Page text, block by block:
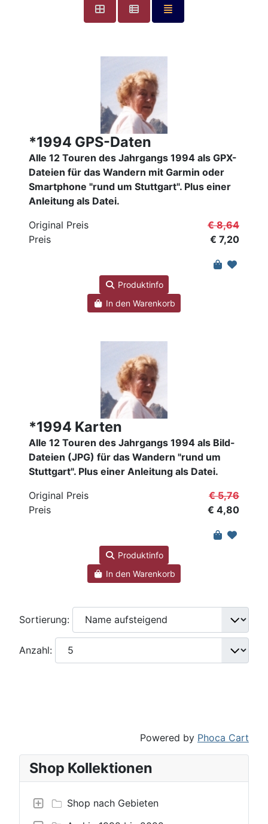
*1994 GPS-Daten
Alle 12 Touren des Jahrgangs 1994 als GPX-
Dateien für das Wandern mit Garmin oder
Smartphone "rund um Stuttgart". Plus einer
Anleitung als Datei.
Original Preis
€ 8,64
Preis
€ 7,20
Produktinfo
In den Warenkorb
*1994 Karten
Alle 12 Touren des Jahrgangs 1994 als Bild-
Dateien (JPG) für das Wandern "rund um
Stuttgart". Plus einer Anleitung als Datei.
Original Preis
€ 5,76
Preis
€ 4,80
Produktinfo
In den Warenkorb
Sortierung:
Anzahl:
Powered by Phoca Cart
Shop Kollektionen
Shop nach Gebieten